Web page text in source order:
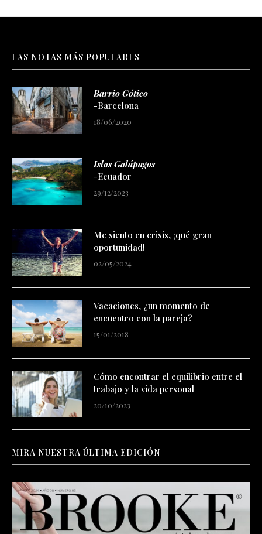
LAS NOTAS MÁS POPULARES
Barrio Gótico
-Barcelona
18/06/2020
Islas Galápagos
-Ecuador
29/12/2023
Me siento en crisis, ¡qué gran
oportunidad!
02/05/2024
Vacaciones, ¿un momento de
encuentro con la pareja?
15/01/2018
Cómo encontrar el equilibrio entre el
trabajo y la vida personal
20/10/2023
MIRA NUESTRA ÚLTIMA EDICIÓN